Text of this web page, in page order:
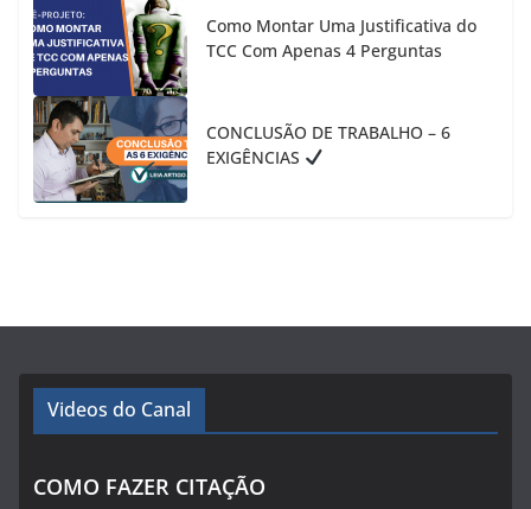
Como Montar Uma Justificativa do
TCC Com Apenas 4 Perguntas
CONCLUSÃO DE TRABALHO – 6
EXIGÊNCIAS
Videos do Canal
COMO FAZER CITAÇÃO